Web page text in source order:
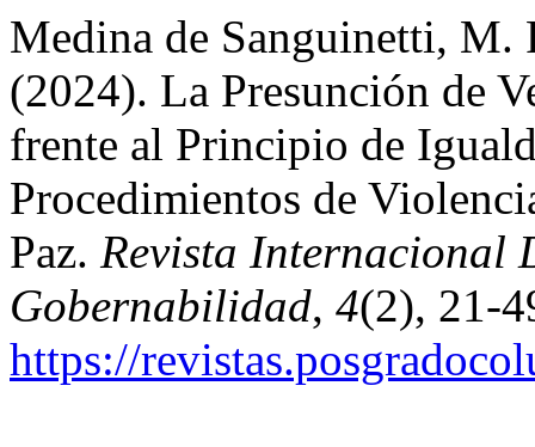
Medina de Sanguinetti, M.
(2024). La Presunción de
frente al Principio de
Procedimientos de
Paz. Revista Internacional
Gobernabilidad, 4(2), 21-
https://